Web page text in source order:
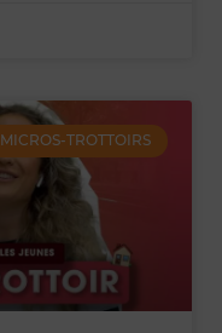
MICROS-TROTTOIRS